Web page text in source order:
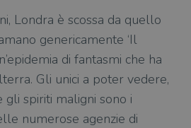
Londra è scossa da quello
genericamente ‘Il
di fantasmi che ha
Gli unici a poter vedere,
spiriti maligni sono i
numerose agenzie di